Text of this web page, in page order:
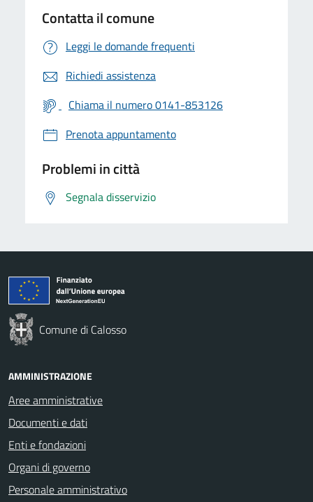
Contatta il comune
Leggi le domande frequenti
Richiedi assistenza
Chiama il numero 0141-853126
Prenota appuntamento
Problemi in città
Segnala disservizio
Comune di Calosso
AMMINISTRAZIONE
Aree amministrative
Documenti e dati
Enti e fondazioni
Organi di governo
Personale amministrativo